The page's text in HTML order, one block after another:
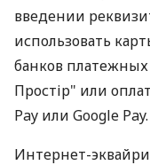
введении
использовать
банков
Простір" или
Pay или Google Pay.
Интернет-